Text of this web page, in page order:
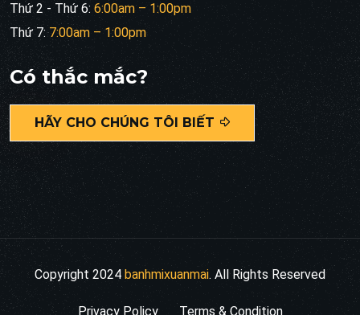
Thứ 2 - Thứ 6: 6:00am – 1:00pm
Thứ 7:7:00am – 1:00pm
Có thắc mắc?
HÃY CHO CHÚNG TÔI BIẾT
Copyright 2024 banhmixuanmai. All Rights Reserved
Privacy Policy Terms & Condition